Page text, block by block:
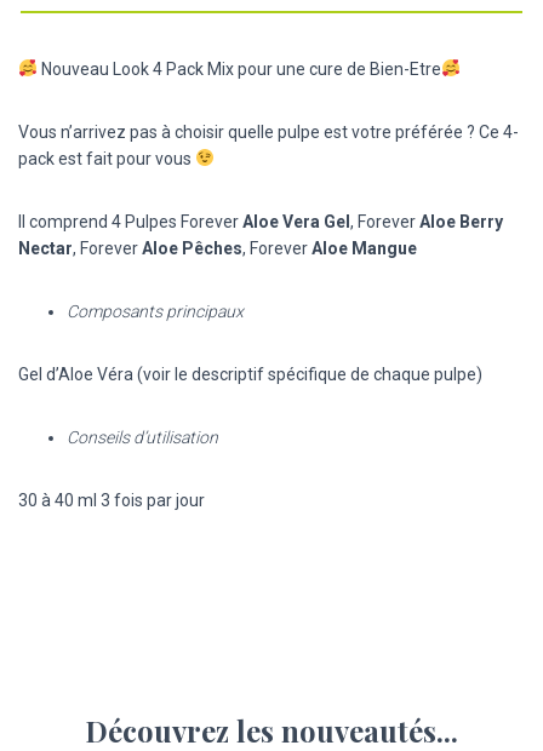
Nouveau Look 4 Pack Mix pour une cure de Bien-Etre
Vous n’arrivez pas à choisir quelle pulpe est votre préférée ? Ce 4-
pack est fait pour vous
Il comprend 4 Pulpes ForeverAloe Vera Gel , ForeverAloe Berry
Nectar, ForeverAloe Pêches, ForeverAloe Mangue
Composants principaux
Gel d’Aloe Véra (voir le descriptif spécifique de chaque pulpe)
Conseils d’utilisation
30 à 40 ml 3 fois par jour
Découvrez les nouveautés...